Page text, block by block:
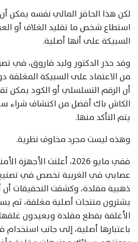
لكن هذا الحافز المالي نفسه يمكن
استطاع شخص ما تقليد الغلاف أو
السبيكة على أنها أصلية.
وقد حذر الدكتور وليد فاروق، في
من الاعتماد على السبيكة
أن الرقم التسلسلي أو الكود يمكن
الكاش باك أفضل من اكتشاف
يتم التأكد منها.
وهذه ليست مجرد مخاوف نظرية.
ففي مايو 2026، أعلنت
عصابي في الغربية تخصص في
ذهبية مقلدة، وكشفت التحقيقات أن
يشترون منتجات أصلية مغلفة، ثم
الأغلفة بقطع مقلدة ويعيدون
باعتبارها أصلية، إلى جانب